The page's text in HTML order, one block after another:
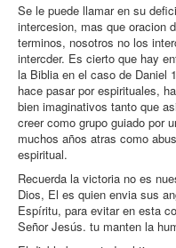
Se le puede llamar en su
intercesion, mas que oracion
terminos, nosotros no los
intercder. Es cierto que hay
la Biblia en el caso de Daniel
hace pasar por espirituales,
bien imaginativos tanto que
creer como grupo guiado por
muchos años atras como
espiritual.
Recuerda la victoria no es
Dios, El es quien envia sus
Espíritu, para evitar en esta
Señor Jesús. tu manten la